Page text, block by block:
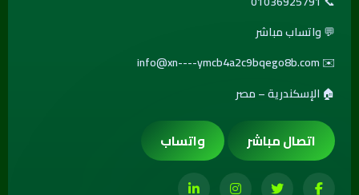
💬واتساب مباشر
✉️
info@xn----ymcb4a2c9bqego8b.com
🏠 الإسكندرية – مصر
اتصال مباشر واتساب